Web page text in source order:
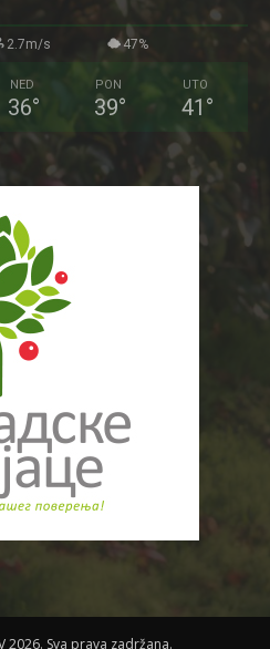
2.7m/s 47%
NED
36°
PON
39°
UTO
41 °
2026. Sva prava zadržana.